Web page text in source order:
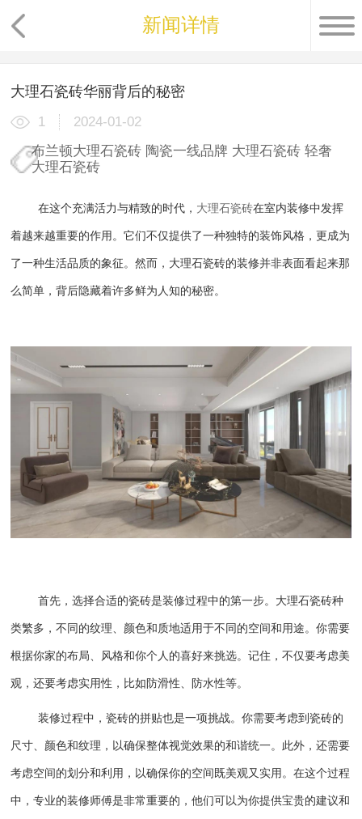
新闻详情
大理石瓷砖华丽背后的秘密
1
2024-01-02
布兰顿大理石瓷砖 陶瓷一线品牌 大理石瓷砖 轻奢
大理石瓷砖
在这个充满活力与精致的时代， 大理石瓷砖在室内装修中发挥
着越来越重要的作用。它们不仅提供了一种独特的装饰风格，更成为
了一种生活品质的象征。然而，大理石瓷砖的装修并非表面看起来那
么简单，背后隐藏着许多鲜为人知的秘密。
首先，选择合适的瓷砖是装修过程中的第一步。大理石瓷砖种
类繁多，不同的纹理、颜色和质地适用于不同的空间和用途。你需要
根据你家的布局、风格和你个人的喜好来挑选。记住，不仅要考虑美
观，还要考虑实用性，比如防滑性、防水性等。
装修过程中，瓷砖的拼贴也是一项挑战。你需要考虑到瓷砖的
尺寸、颜色和纹理，以确保整体视觉效果的和谐统一。此外，还需要
考虑空间的划分和利用，以确保你的空间既美观又实用。在这个过程
中，专业的装修师傅是非常重要的，他们可以为你提供宝贵的建议和